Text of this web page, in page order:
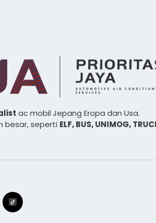
ac mobil Jepang Eropa dan Usa.
besar, seperti ELF, BUS,UNIMOG,